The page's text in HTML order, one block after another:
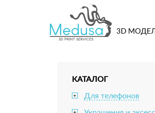
3D
КАТАЛОГ
+ Для телефонов